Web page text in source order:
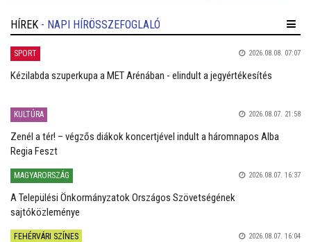
HÍREK - NAPI HÍRÖSSZEFOGLALÓ
SPORT 2026.08.08. 07:07
Kézilabda szuperkupa a MET Arénában - elindult a jegyértékesítés
KULTÚRA 2026.08.07. 21:58
Zenél a tér! – végzős diákok koncertjével indult a háromnapos Alba
Regia Feszt
MAGYARORSZÁG 2026.08.07. 16:37
A Települési Önkormányzatok Országos Szövetségének
sajtóközleménye
FEHÉRVÁRI SZÍNES 2026.08.07. 16:04